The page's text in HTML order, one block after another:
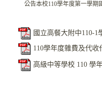
公告本校110學年度第一學期
國立高餐大附中110-
110學年度雜費及代
高級中等學校 110 學